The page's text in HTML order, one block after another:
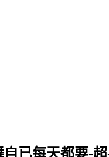
已每天都要-超